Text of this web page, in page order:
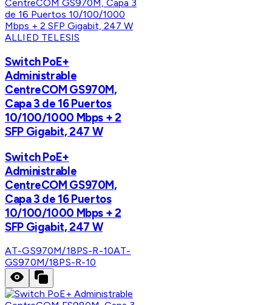
ALLIED TELESIS
Switch PoE+
Administrable
CentreCOM GS970M,
Capa 3 de 16 Puertos
10/100/1000 Mbps + 2
SFP Gigabit, 247 W
Switch PoE+
Administrable
CentreCOM GS970M,
Capa 3 de 16 Puertos
10/100/1000 Mbps + 2
SFP Gigabit, 247 W
AT-GS970M/18PS-R-10AT-
GS970M/18PS-R-10